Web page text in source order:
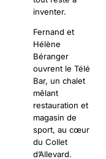
inventer.
Fernand et
Hélène
Béranger
ouvrent le Télé
Bar, un chalet
mêlant
restauration et
magasin de
sport, au cœur
du Collet
d’Allevard.